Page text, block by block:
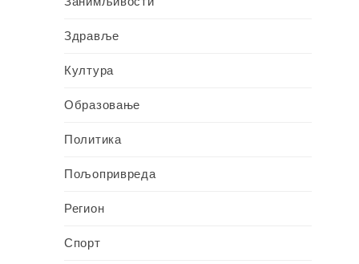
Здравље
Култура
Образовање
Политика
Пољопривреда
Регион
Спорт